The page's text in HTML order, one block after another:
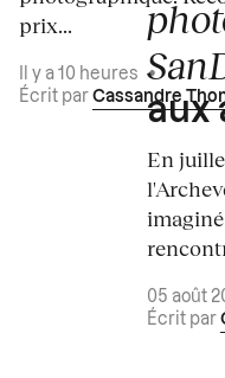
prix...
Il y a 10 heures •
Écrit par Cassandre
aux
En
05 août
Écrit par